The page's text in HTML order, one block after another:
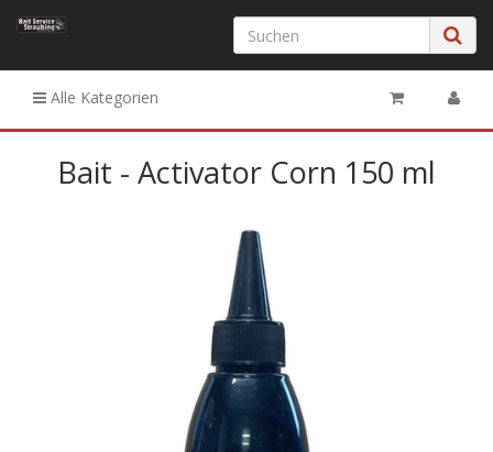
Alle Kategorien
Bait - Activator Corn 150 ml